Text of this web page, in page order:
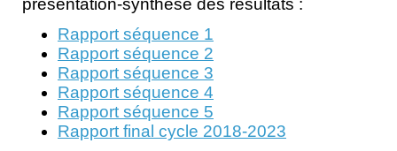
présentation-synthèse des résultats :
Rapport séquence 1
Rapport séquence 2
Rapport séquence 3
Rapport séquence 4
Rapport séquence 5
Rapport final cycle 2018-2023